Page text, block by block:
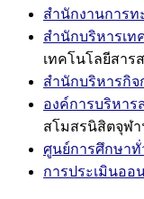
สำนักงานการท
สำนักบริหารเท
เทคโนโลยีสาร
สำนักบริหารกิจ
องค์การบริหาร
สโมสรนิสิตจุฬา
ศูนย์การศึกษาทั่
การประเมินออ